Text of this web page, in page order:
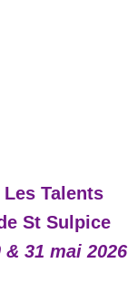
Les Talents
St Sulpice
& 31 mai 2026